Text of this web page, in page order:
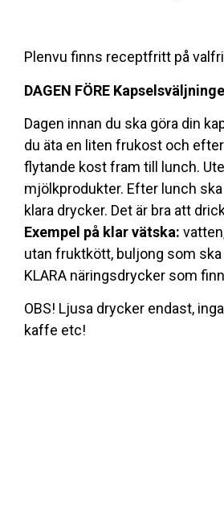
Plenvu finns receptfritt på
DAGEN FÖRE
Dagen innan du ska göra din
du äta en liten frukost och
flytande kost fram till lunch.
mjölkprodukter. Efter lunch
klara drycker. Det är bra att
Exempel på klar vätska:
utan fruktkött, buljong som
KLARA näringsdrycker som
OBS! Ljusa drycker endast,
kaffe etc!